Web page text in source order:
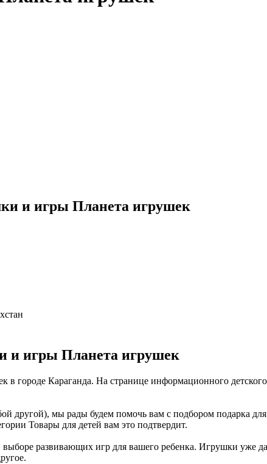
и игры Планета игрушек
и игры Планета игрушек
в городе Караганда. На странице информационного
другой), мы рады будем помочь вам с подбором подарка
Товары для детей вам это подтвердит.
развивающих игр для вашего ребенка. Игрушки уже